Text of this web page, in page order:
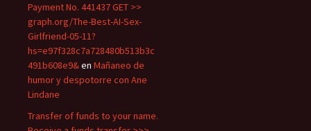
Payment No. 441437 GET >>
graph.org/The-Best-AI-Sex-
Girlfriend-05-11?
hs=e97f328c7a728480b513b3c
491b608e9&en Mañaneo de
humor y despotorre con Ane
Lindane
Transfer of funds to your name.